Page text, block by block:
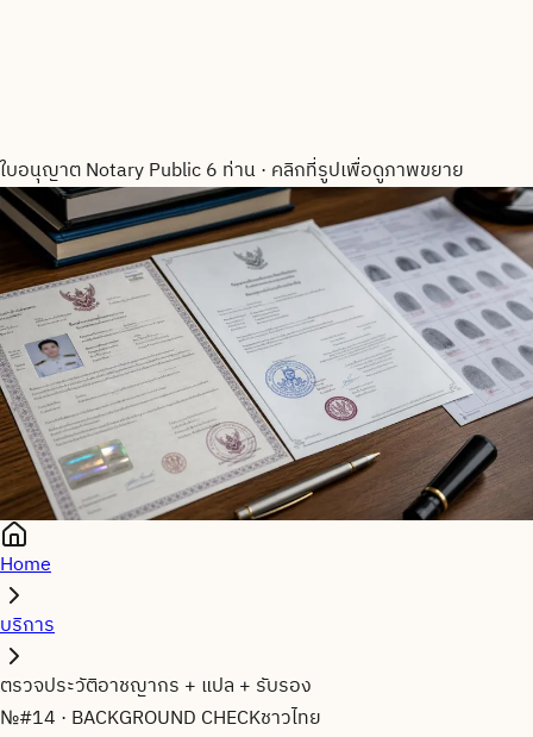
ใบอนุญาต Notary Public 6 ท่าน· คลิกที่รูปเพื่อดูภาพขยาย
Home
บริการ
ตรวจประวัติอาชญากร + แปล + รับรอง
№#14 · BACKGROUND CHECKชาวไทย